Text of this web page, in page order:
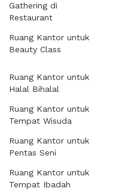
Gathering di
Restaurant
Ruang Kantor untuk
Beauty Class
Ruang Kantor untuk
Halal Bihalal
Ruang Kantor untuk
Tempat Wisuda
Ruang Kantor untuk
Pentas Seni
Ruang Kantor untuk
Tempat Ibadah